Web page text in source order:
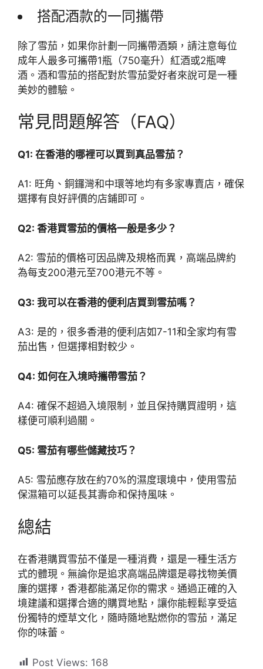
搭配酒款的一同攜帶
除了雪茄，如果你計劃一同攜帶酒類，請注意每位
成年人最多可攜帶1瓶（750毫升）紅酒或2瓶啤
酒。酒和雪茄的搭配對於雪茄愛好者來說可是一種
美妙的體驗。
常見問題解答（FAQ）
Q1: 在香港的哪裡可以買到真品雪茄？
A1: 旺角、銅鑼灣和中環等地均有多家專賣店，確保
選擇有良好評價的店鋪即可。
Q2: 香港買雪茄的價格一般是多少？
A2: 雪茄的價格可因品牌及規格而異，高端品牌約
為每支200港元至700港元不等。
Q3: 我可以在香港的便利店買到雪茄嗎？
A3: 是的，很多香港的便利店如7-11和全家均有雪
茄出售，但選擇相對較少。
Q4: 如何在入境時攜帶雪茄？
A4: 確保不超過入境限制，並且保持購買證明，這
樣便可順利過關。
Q5: 雪茄有哪些儲藏技巧？
A5: 雪茄應存放在約70%的濕度環境中，使用雪茄
保濕箱可以延長其壽命和保持風味。
總結
在香港購買雪茄不僅是一種消費，還是一種生活方
式的體現。無論你是追求高端品牌還是尋找物美價
廉的選擇，香港都能滿足你的需求。通過正確的入
境建議和選擇合適的購買地點，讓你能輕鬆享受這
份獨特的煙草文化，隨時隨地點燃你的雪茄，滿足
你的味蕾。
Post Views: 168